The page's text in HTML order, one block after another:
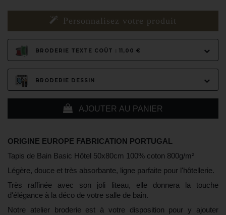
ORIGINE EUROPE FABRICATION PORTUGAL
Tapis de Bain Basic Hôtel 50x80cm 100% coton 800g/m²
Légère, douce et très absorbante, ligne parfaite pour l'hôtellerie.
Très raffinée avec son joli liteau, elle donnera la touche
d'élégance à la déco de votre salle de bain.
Notre atelier broderie est à votre disposition pour y ajouter
Personnalisez votre produit
BRODERIE TEXTE COÛT : 11,00 €
BRODERIE DESSIN
AJOUTER AU PANIER